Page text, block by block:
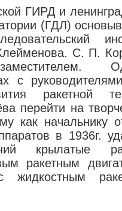
ГИРД и
(ГДЛ)
С. П.
с
ракетной
перейти на
как начальнику
в 1936г.
крылатые
ракетным
жидкостным